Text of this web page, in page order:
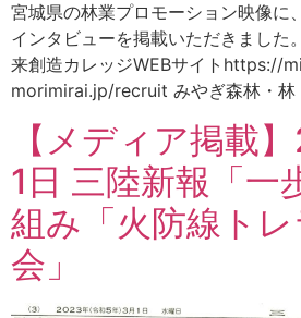
宮城県の林業プロモーション映像に
インタビューを掲載いただきました
来創造カレッジWEBサイトhttps://
morimirai.jp/recruit みやぎ森林・
【メディア掲載
1日 三陸新報「一
組み「火防線ト
会」